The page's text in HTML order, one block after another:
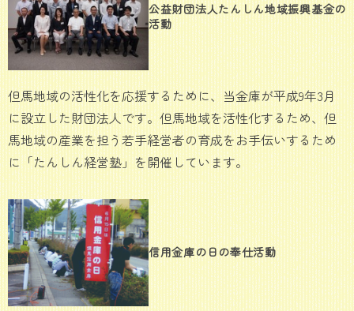
公益財団法人たんしん地域振興基金の
活動
但馬地域の活性化を応援するために、当金庫が平成9年3月
に設立した財団法人です。但馬地域を活性化するため、但
馬地域の産業を担う若手経営者の育成をお手伝いするため
に「たんしん経営塾」を開催しています。
信用金庫の日の奉仕活動